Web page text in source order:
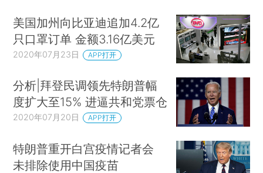
美国加州向比亚迪追加4.2亿
只口罩订单 金额3.16亿美元
2020年07月23日 APP打开
分析|拜登民调领先特朗普幅
度扩大至15% 进逼共和党票仓
2020年07月20日 APP打开
特朗普重开白宫疫情记者会
未排除使用中国疫苗